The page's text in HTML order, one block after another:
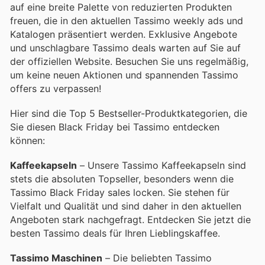
auf eine breite Palette von reduzierten Produkten
freuen, die in den aktuellen Tassimo weekly ads und
Katalogen präsentiert werden. Exklusive Angebote
und unschlagbare Tassimo deals warten auf Sie auf
der offiziellen Website. Besuchen Sie uns regelmäßig,
um keine neuen Aktionen und spannenden Tassimo
offers zu verpassen!
Hier sind die Top 5 Bestseller-Produktkategorien, die
Sie diesen Black Friday bei Tassimo entdecken
können:
Kaffeekapseln – Unsere Tassimo Kaffeekapseln sind
stets die absoluten Topseller, besonders wenn die
Tassimo Black Friday sales locken. Sie stehen für
Vielfalt und Qualität und sind daher in den aktuellen
Angeboten stark nachgefragt. Entdecken Sie jetzt die
besten Tassimo deals für Ihren Lieblingskaffee.
Tassimo Maschinen – Die beliebten Tassimo